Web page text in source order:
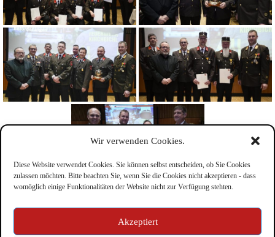
Wir verwenden Cookies.
Diese Website verwendet Cookies. Sie können selbst entscheiden, ob Sie Cookies
zulassen möchten. Bitte beachten Sie, wenn Sie die Cookies nicht akzeptieren - dass
womöglich einige Funktionalitäten der Website nicht zur Verfügung stehten.
Akzeptiert